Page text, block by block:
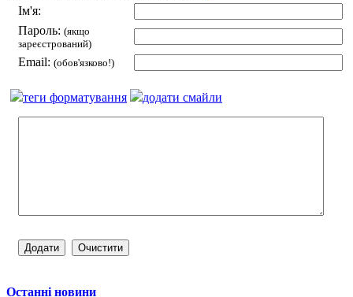
Ім'я:
Пароль: (якщо
зареєстрований)
Email: (обов'язково!)
теги форматування додати смайли
Останні новини